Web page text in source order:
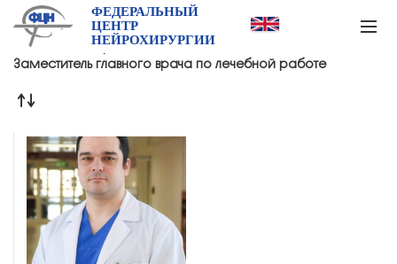
ФЕДЕРАЛЬНЫЙ
ЦЕНТР
НЕЙРОХИРУРГИИ
Главная
Товар Должность
Заместитель главного врача по лечебной работе